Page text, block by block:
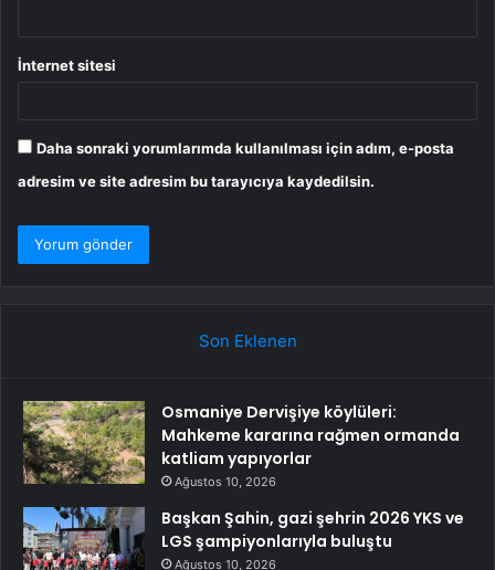
İnternet sitesi
Daha sonraki yorumlarımda kullanılması için adım, e-posta
adresim ve site adresim bu tarayıcıya kaydedilsin.
Son Eklenen
Osmaniye Dervişiye köylüleri:
Mahkeme kararına rağmen ormanda
katliam yapıyorlar
Ağustos 10, 2026
Başkan Şahin, gazi şehrin 2026 YKS ve
LGS şampiyonlarıyla buluştu
Ağustos 10, 2026